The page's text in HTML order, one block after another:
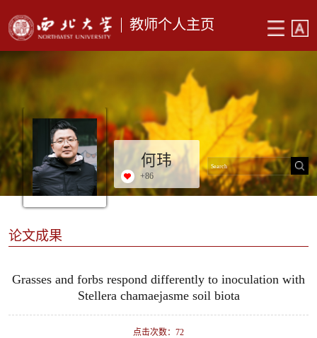
教师个人主页
何玮
+86
论文成果
Grasses and forbs respond differently to inoculation with
Stellera chamaejasme soil biota
点击次数： 72